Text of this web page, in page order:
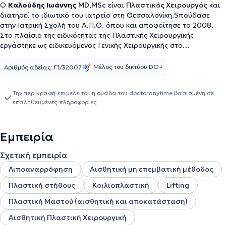
Ο Καλούδης Ιωάννης MD,MSc είναι Πλαστικός Χειρουργός και
διατηρεί το ιδιωτικό του ιατρείο στη Θεσσαλονίκη.Sπούδασε
στην Ιατρική Σχολή του Α.Π.Θ. όπου και αποφοίτησε το 2008.
Στο πλαίσιο της ειδικότητας της Πλαστικής Χειρουργικής
εργάστηκε ως ειδικευόμενος Γενικής Χειρουργικής στο
νοσοκομεία Gummersbach και Jülich της Γερμανίας την περίοδο
εργάστηκε ως ειδικευόμενος Πλαστικής Χειρουργικής ενώ από το
2015 μέχρι το 2018 συνέχισε την εκπαίδευσή του στα μεγάλα
είχε την ευκαιρία να συνεργαστεί μεταξύ άλλων και με έναν από
τους κορυφαίους Πλαστικούς Χειρουργούς Prof. Jian Farhadi
πάνω στην αποκατάσταση του μαστού. To 2018 επέστρεψε να
ολοκληρώσει την ειδικότητά του στο Γ.Ν. «ΠΑΠΑΓΕΩΡΓΙΟΥ» όπου
έλαβε και τον τίτλο της Πλαστικής Χειρουργικής το 2020 ενώ
συνέχισε να εργάζεται στο νοσοκομείο με το βαθμό του
επικουρικού Επιμελητή Β’μέχρι τον Αύγουστο του
2021.Ολοκλήρωσε τις Mεταπτυχιακές του σπουδές πάνω στη
Χειρουργική Oγκολογία, Αποκατάσταση και Αισθητική
Αριθμός αδείας: Γ1/32007 Μέλος του δικτύου DO+
Την περιγραφή επιμελείται η ομάδα του doctoranytime βασισμένη σε
επαληθευμένες πληροφορίες.
Εμπειρία
Σχετική εμπειρία
Λιποαναρρόφηση
Αισθητική μη επεμβατική μέθοδος
Πλαστική στήθους
Κοιλιοπλαστική
Lifting
Πλαστική Μαστού (αισθητική και αποκατάσταση)
Αισθητική Πλαστική Χειρουργική